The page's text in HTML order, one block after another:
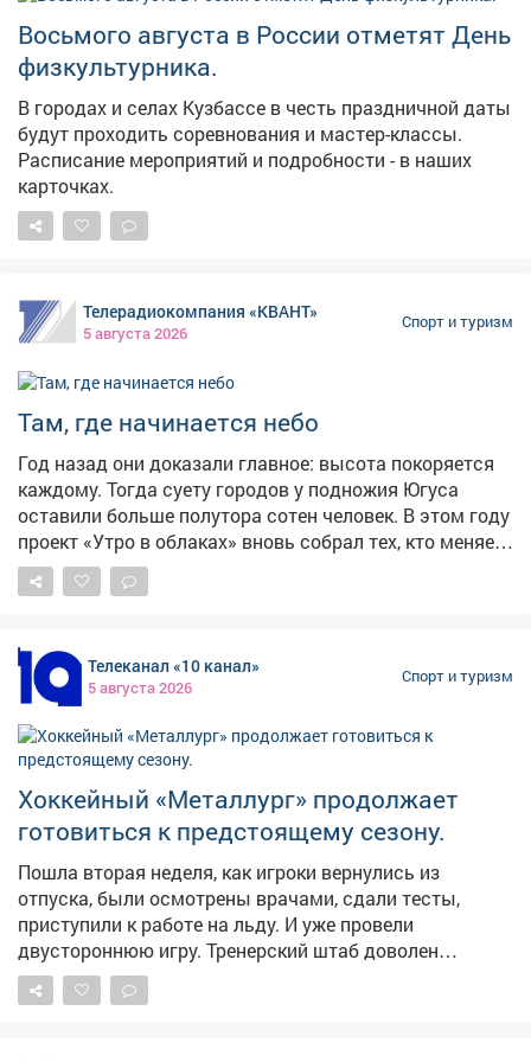
Восьмого августа в России отметят День
физкультурника.
В городах и селах Кузбассе в честь праздничной даты
будут проходить соревнования и мастер-классы.
Расписание мероприятий и подробности - в наших
карточках.
Телерадиокомпания «КВАНТ»
5 августа 2026
Спорт и туризм
Там, где начинается небо
Год назад они доказали главное: высота покоряется
каждому. Тогда суету городов у подножия Югуса
оставили больше полутора сотен человек. В этом году
проект «Утро в облаках» вновь собрал тех, кто меняет
тесноту офисов на бескрайнее небо. Чувство полета
ощутила и наша съемочная группа.
Телеканал «10 канал»
5 августа 2026
Спорт и туризм
Хоккейный «Металлург» продолжает
готовиться к предстоящему сезону.
Пошла вторая неделя, как игроки вернулись из
отпуска, были осмотрены врачами, сдали тесты,
приступили к работе на льду. И уже провели
двустороннюю игру. Тренерский штаб доволен
отношением хоккеистов к работе и тем состоянием, в
каком они подошли к сборам. Состав команды